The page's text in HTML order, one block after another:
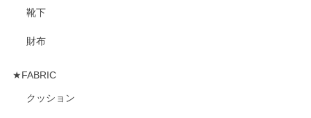
靴下
財布
★FABRIC
クッション